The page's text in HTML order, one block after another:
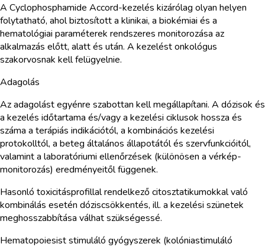
A Cyclophosphamide Accord-kezelés kizárólag olyan helyen
folytatható, ahol biztosított a klinikai, a biokémiai és a
hematológiai paraméterek rendszeres monitorozása az
alkalmazás előtt, alatt és után. A kezelést onkológus
szakorvosnak kell felügyelnie.
Adagolás
Az adagolást egyénre szabottan kell megállapítani. A dózisok és
a kezelés időtartama és/vagy a kezelési ciklusok hossza és
száma a terápiás indikációtól, a kombinációs kezelési
protokolltól, a beteg általános állapotától és szervfunkcióitól,
valamint a laboratóriumi ellenőrzések (különösen a vérkép-
monitorozás) eredményeitől függenek.
Hasonló toxicitásprofillal rendelkező citosztatikumokkal való
kombinálás esetén dóziscsökkentés, ill. a kezelési szünetek
meghosszabbítása válhat szükségessé.
Hematopoiesist stimuláló gyógyszerek (kolóniastimuláló